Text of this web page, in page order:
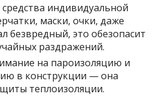
индивидуальной
маски, очки, даже
безвредный, это обезопасит
раздражений.
на пароизоляцию и
в конструкции — она
теплоизоляции.